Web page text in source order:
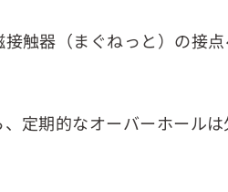
触器（まぐねっと）の接点
定期的なオーバーホール